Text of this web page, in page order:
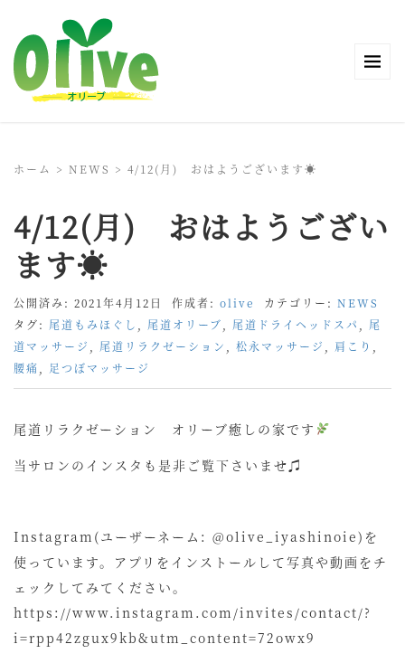
ホーム > NEWS > 4/12(月) おはようございます☀
4/12(月) おはようござい
ます☀
公開済み: 2021年4月12日 作成者: olive カテゴリー: NEWS
タグ: 尾道もみほぐし 尾道オリーブ 尾道ドライヘッドスパ
尾
道マッサージ
尾道リラクゼーション 松永マッサージ 肩こり
腰痛
足つぼマッサージ
尾道リラクゼーション オリーブ癒しの家です
当サロンのインスタも是非ご覧下さいませ♫
Instagram(ユーザーネーム: @olive_iyashinoie)を
使っています。アプリをインストールして写真や動画をチ
ェックしてみてください。
https://www.instagram.com/invites/contact/?
i=rpp42zgux9kb&utm_content=72owx9